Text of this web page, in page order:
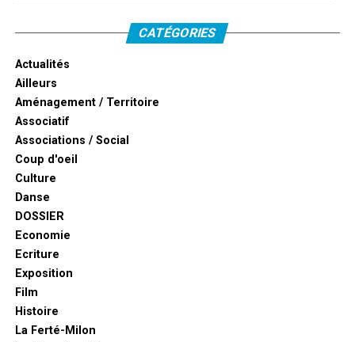
CATÉGORIES
Actualités
Ailleurs
Aménagement / Territoire
Associatif
Associations / Social
Coup d'oeil
Culture
Danse
DOSSIER
Economie
Ecriture
Exposition
Film
Histoire
La Ferté-Milon